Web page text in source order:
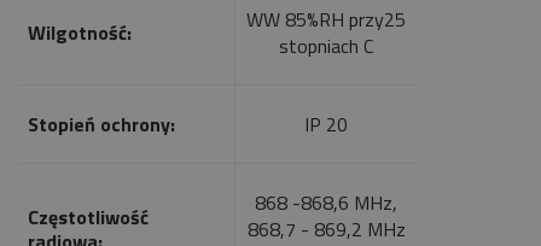
Wilgotność:
WW 85%RH przy25
stopniach C
Stopień ochrony: IP 20
Częstotliwość
868 -868,6 MHz,
868,7 - 869,2 MHz